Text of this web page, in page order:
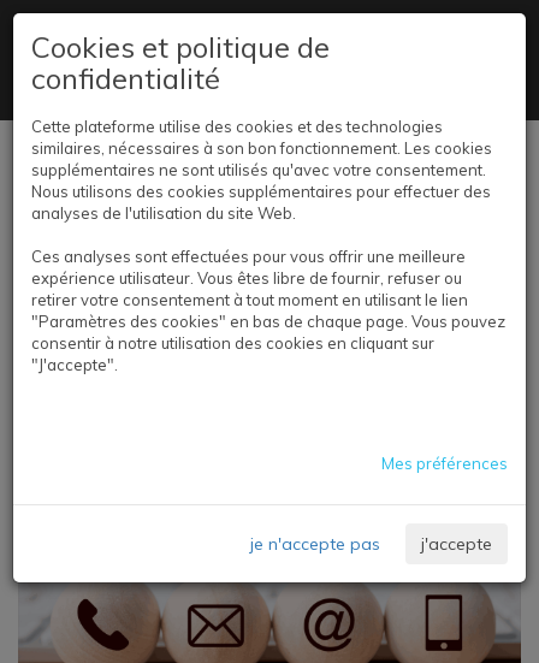
Livraison partout en Belgique
Se connecter
Cookies et politique de
confidentialité
Cette plateforme utilise des cookies et des technologies
similaires, nécessaires à son bon fonctionnement. Les cookies
supplémentaires ne sont utilisés qu'avec votre consentement.
Nous utilisons des cookies supplémentaires pour effectuer des
analyses de l'utilisation du site Web.
Ces analyses sont effectuées pour vous offrir une meilleure
expérience utilisateur. Vous êtes libre de fournir, refuser ou
retirer votre consentement à tout moment en utilisant le lien
"Paramètres des cookies" en bas de chaque page. Vous pouvez
consentir à notre utilisation des cookies en cliquant sur
"J'accepte".
Mes préférences
je n'accepte pas j'accepte